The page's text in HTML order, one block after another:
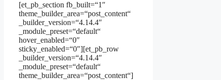
[et_pb_section fb_built=“1″
theme_builder_area=“post_content“
_builder_version=“4.14.4″
_module_preset=“default“
hover_enabled=“0″
sticky_enabled=“0″][et_pb_row
_builder_version=“4.14.4″
_module_preset=“default“
theme_builder_area=“post_content“]